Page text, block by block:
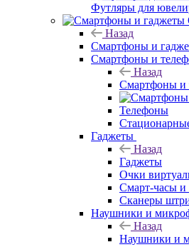
Футляры для
Назад
Смартфоны и
Смартфоны и
Назад
Смартфоны и
Телефоны
Гаджеты
Назад
Гаджеты
Очки
Смарт-часы и
Сканеры
Наушники и
Назад
Наушники и